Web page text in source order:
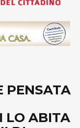
PENSATA
LO ABITA